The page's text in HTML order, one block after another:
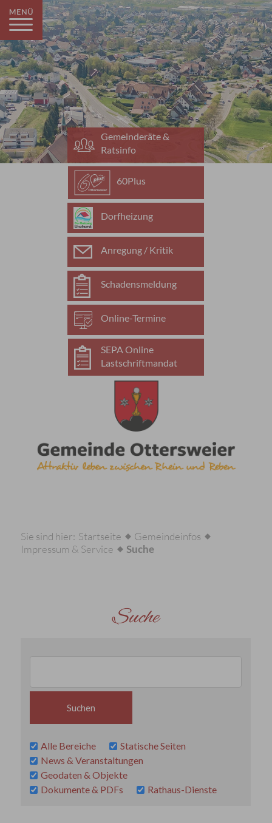
Gemeinderäte &
Ratsinfo
60Plus
Dorfheizung
Anregung / Kritik
Schadensmeldung
Online-Termine
SEPA Online
Lastschriftmandat
Sie sind hier: Startseite
Gemeindeinfos
Impressum & Service
Suche
Suche
Alle Bereiche
Statische Seiten
News & Veranstaltungen
Geodaten & Objekte
Dokumente & PDFs
Rathaus-Dienste